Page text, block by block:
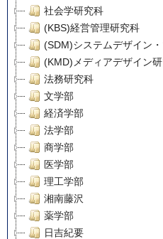
社会学研究科
(KBS)経営管理研究科
(SDM)システムデザイン
(KMD)メディアデザイン
法務研究科
文学部
経済学部
法学部
商学部
医学部
理工学部
湘南藤沢
薬学部
日吉紀要